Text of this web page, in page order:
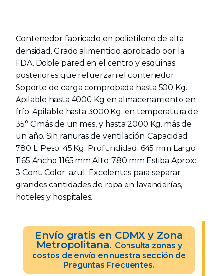
Contenedor fabricado en polietileno de alta
densidad. Grado alimenticio aprobado por la
FDA. Doble pared en el centro y esquinas
posteriores que refuerzan el contenedor.
Soporte de carga comprobada hasta 500 Kg.
Apilable hasta 4000 Kg en almacenamiento en
frío. Apilable hasta 3000 Kg. en temperatura de
35° C más de un mes, y hasta 2000 Kg. más de
un año. Sin ranuras de ventilación. Capacidad:
780 L. Peso: 45 Kg. Profundidad: 645 mm Largo
1165 Ancho 1165 mm Alto: 780 mm Estiba Aprox:
3 Cont. Color: azul. Excelentes para separar
grandes cantidades de ropa en lavanderías,
hoteles y hospitales.
Envío gratis en CDMX y Zona
Metropolitana. Consulta zonas y
costos de envío en nuestra sección de
Preguntas Frecuentes.